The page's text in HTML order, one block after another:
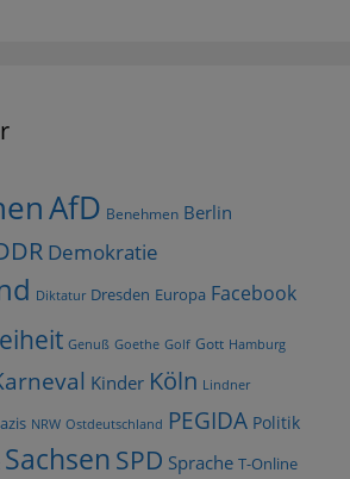
AfD Benehmen Berlin
Demokratie
Diktatur Dresden Europa Facebook
Genuß Goethe Golf Gott Hamburg
Kinder Köln Lindner
NRW Ostdeutschland PEGIDA Politik
Sachsen SPD Sprache T-Online